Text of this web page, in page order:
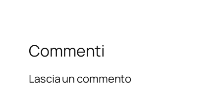
Commenti
Lascia un commento